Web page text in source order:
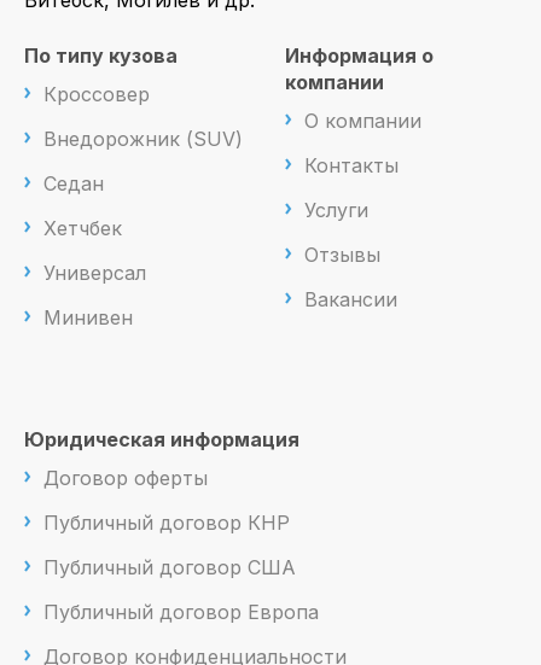
По типу кузова
Кроссовер
Внедорожник (SUV)
Седан
Хетчбек
Универсал
Минивен
Информация о
компании
О компании
Контакты
Услуги
Отзывы
Вакансии
Юридическая информация
Договор оферты
Публичный договор КНР
Публичный договор США
Публичный договор Европа
Договор конфиденциальности